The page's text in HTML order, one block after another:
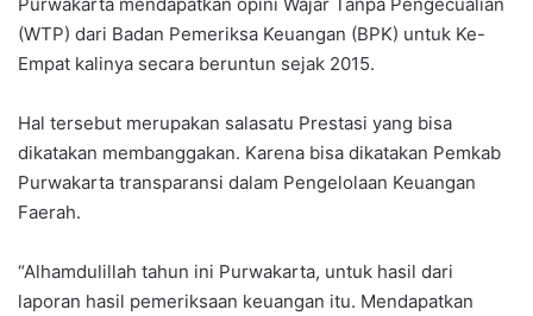
(WTP) dari Badan Pemeriksa Keuangan (BPK) untuk Ke-
Empat kalinya secara beruntun sejak 2015.
Hal tersebut merupakan salasatu Prestasi yang bisa
dikatakan membanggakan. Karena bisa dikatakan Pemkab
Purwakarta transparansi dalam Pengelolaan Keuangan
Faerah.
“Alhamdulillah tahun ini Purwakarta, untuk hasil dari
laporan hasil pemeriksaan keuangan itu. Mendapatkan